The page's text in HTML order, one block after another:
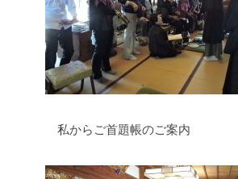
私からご首題帳のご案内